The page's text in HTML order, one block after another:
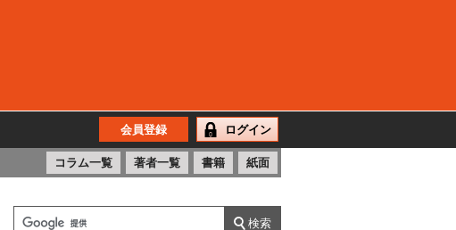
会員登録 ログイン
コラム一覧 著者一覧 書籍 紙面